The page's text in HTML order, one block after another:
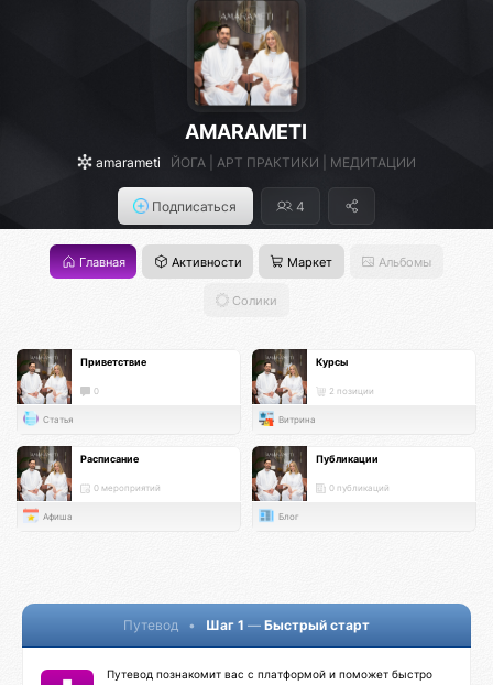
AMARAMETI
amarameti ЙОГА | АРТ ПРАКТИКИ | МЕДИТАЦИИ
Подписаться 4
Главная Активности Маркет Альбомы
Солики
Приветствие
0
Статья
Курсы
2 позиции
Витрина
Расписание
0 мероприятий
Афиша
Публикации
0 публикаций
Блог
Путевод • Шаг 1 — Быстрый старт
Путевод познакомит вас с платформой и поможет быстро